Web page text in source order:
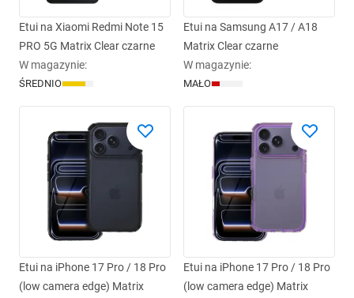
Etui na Xiaomi Redmi Note 15
PRO 5G Matrix Clear czarne
W magazynie:
ŚREDNIO
Etui na Samsung A17 / A18
Matrix Clear czarne
W magazynie:
MAŁO
Etui na iPhone 17 Pro / 18 Pro
(low camera edge) Matrix
Etui na iPhone 17 Pro / 18 Pro
(low camera edge) Matrix